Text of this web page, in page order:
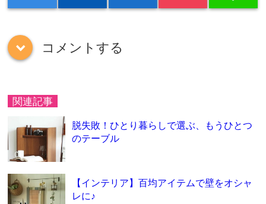
down コメントする
関連記事
脱失敗！ひとり暮らしで選ぶ、もうひとつ
のテーブル
【インテリア】百均アイテムで壁をオシャ
レに♪